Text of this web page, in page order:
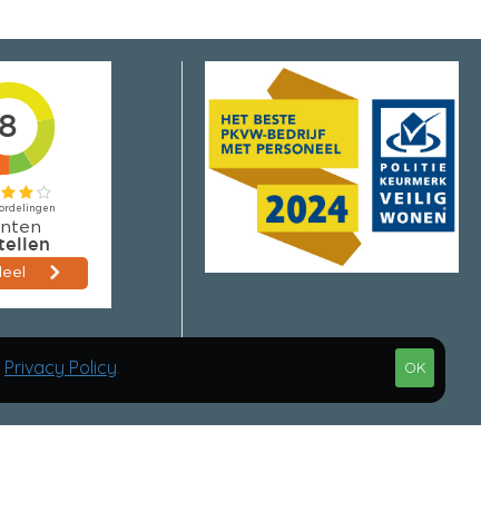
OK
Privacy Policy.